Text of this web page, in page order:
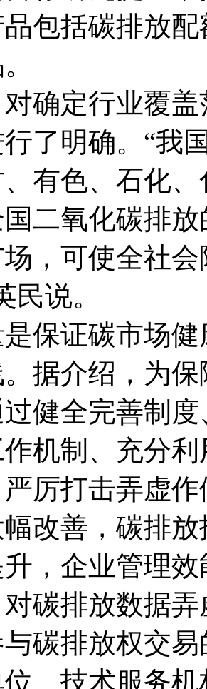
包括碳排放
对确定行业覆
了明确。“我
有色、石化
二氧化碳排
，可使全社
民说。
保证碳市场
据介绍，为
健全完善制
机制、充分
厉打击弄虚
改善，碳排
，企业管理
对碳排放数据
碳排放权交
、技术服务